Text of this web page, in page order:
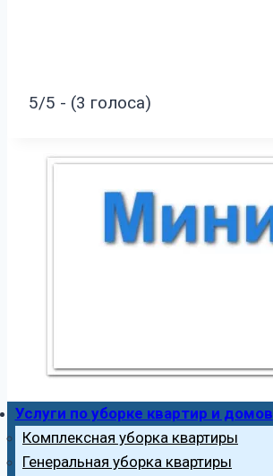
5/5 - (3 голоса)
Услуги по уборке квартир и домов
Комплексная уборка квартиры
Генеральная уборка квартиры